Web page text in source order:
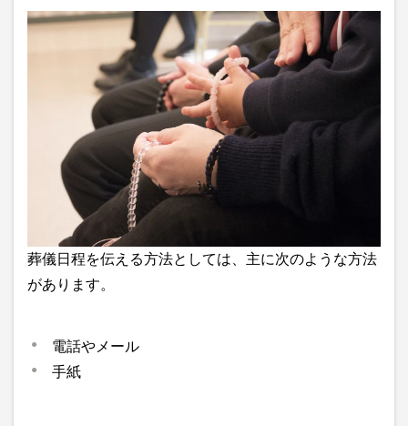
葬儀日程を伝える方法としては、主に次のような方法
があります。
電話やメール
手紙